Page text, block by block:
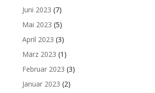
Juni 2023 (7)
Mai 2023 (5)
April 2023 (3)
März 2023 (1)
Februar 2023 (3)
Januar 2023 (2)